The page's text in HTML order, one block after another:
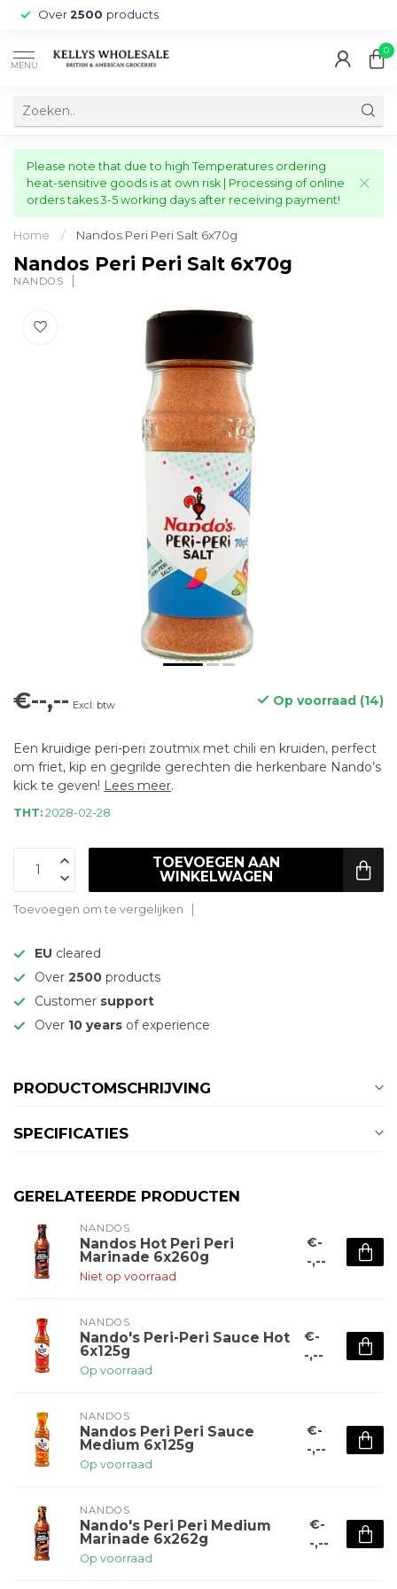
Over 2500 products
MENU
0
Please note that due to high Temperatures ordering
heat-sensitive goods is at own risk | Processing of online
orders takes 3-5 working days after receiving payment!
Home / Nandos Peri Peri Salt 6x70g
Nandos Peri Peri Salt 6x70g
NANDOS
€--,-- Excl. btw Op voorraad (14)
Een kruidige peri-peri zoutmix met chili en kruiden, perfect
om friet, kip en gegrilde gerechten die herkenbare Nando’s
kick te geven! Lees meer.
THT: 2028-02-28
TOEVOEGEN AAN
WINKELWAGEN
Toevoegen om te vergelijken
EU cleared
Over 2500 products
Customer support
Over 10 years of experience
PRODUCTOMSCHRIJVING
SPECIFICATIES
GERELATEERDE PRODUCTEN
NANDOS
Nandos Hot Peri Peri
Marinade 6x260g
Niet op voorraad
€-
-,--
NANDOS
Nando's Peri-Peri Sauce Hot
6x125g
Op voorraad
€-
-,--
NANDOS
Nandos Peri Peri Sauce
Medium 6x125g
Op voorraad
€-
-,--
NANDOS
Nando's Peri Peri Medium
Marinade 6x262g
Op voorraad
€-
-,--